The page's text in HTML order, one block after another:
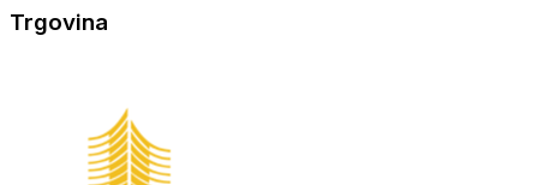
Trgovina